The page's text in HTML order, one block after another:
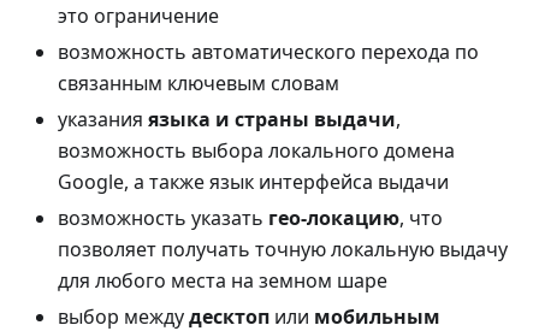
это ограничение
возможность автоматического перехода по
связанным ключевым словам
указания языка и страны выдачи,
возможность выбора локального домена
Google, а также язык интерфейса выдачи
возможность указать гео-локацию, что
позволяет получать точную локальную выдачу
для любого места на земном шаре
выбор междудесктоп или мобильным